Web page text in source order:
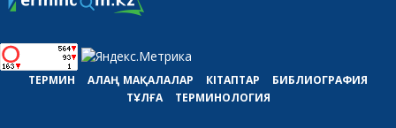
ТЕРМИН АЛАҢ МАҚАЛАЛАР КІТАПТАР
БИБЛИОГРАФИЯ
ТҰЛҒА
ТЕРМИНОЛОГИЯ